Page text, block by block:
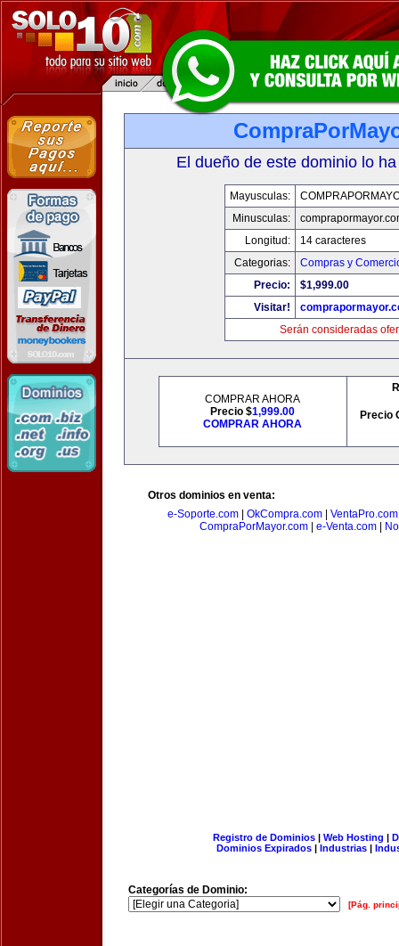
El dueño de este dominio lo
Mayusculas:
Minusculas:
Longitud:
14 caracteres
Categorias:
Compras y
Precio:
$1,999.00
Visitar!
Serán consideradas
COMPRAR AHORA
Precio $1,999.00
COMPRAR AHORA
Precio
Otros dominios en venta:
e-Soporte.com
OkCompra.com VentaPro.com
CompraPorMayor.com| e-Venta.com|
Registro de Dominios| Web Hosting |
Dominios Expirados | Industrias |
Categorías de Dominio:
[Pág.